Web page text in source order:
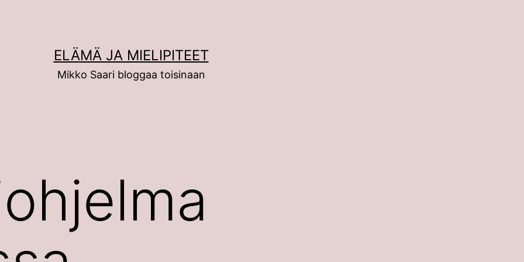
ELÄMÄ JA MIELIPITEET
Mikko Saari bloggaa toisinaan